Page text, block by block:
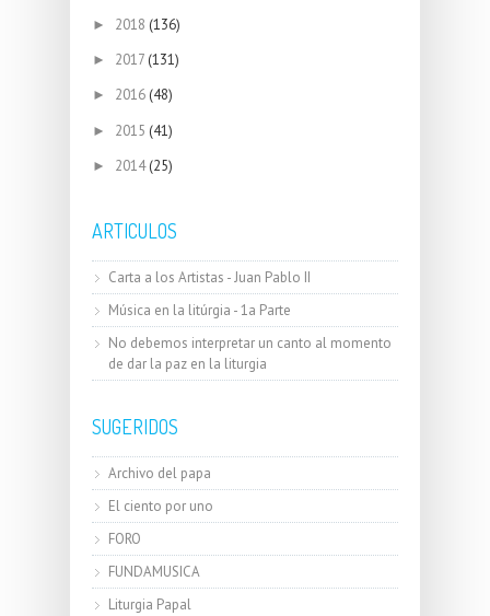
► 2018 (136)
► 2017 (131)
► 2016 (48)
► 2015 (41)
► 2014 (25)
ARTICULOS
Carta a los Artistas - Juan Pablo II
Música en la litúrgia - 1a Parte
No debemos interpretar un canto al momento
de dar la paz en la liturgia
SUGERIDOS
Archivo del papa
El ciento por uno
FORO
FUNDAMUSICA
Liturgia Papal